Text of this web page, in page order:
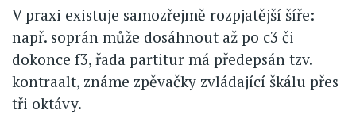
V praxi existuje samozřejmě rozpjatější šíře:
např. soprán může dosáhnout až po c3 či
dokonce f3, řada partitur má předepsán tzv.
kontraalt, známe zpěvačky zvládající škálu přes
tři oktávy.